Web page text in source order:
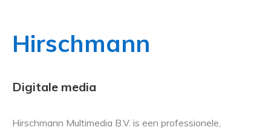
Hirschmann
Digitale media
Hirschmann Multimedia B.V. is een professionele,